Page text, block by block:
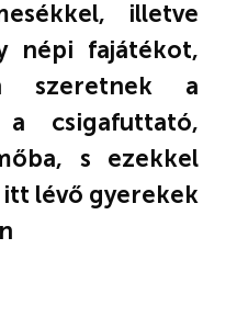
illetve
népi fajátékot,
szeretnek a
csigafuttató,
s ezekkel
lévő gyerekek